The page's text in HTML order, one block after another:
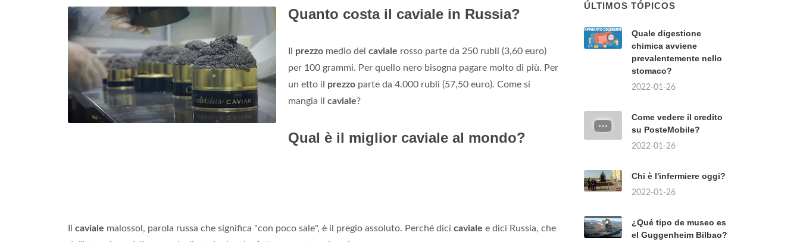
Quanto costa il caviale in Russia?
prezzo medio del caviale rosso parte da 250 rubli (3,60 euro)
per 100 grammi. Per quello nero bisogna pagare molto di più. Per
un etto il prezzo parte da 4.000 rubli (57,50 euro). Come si
mangia il caviale?
Qual è il miglior caviale al mondo?
caviale malossol, parola russa che significa "con poco sale", è il pregio assoluto. Perché dici caviale e dici Russia, che
ÚLTIMOS TÓPICOS
Quale digestione
chimica avviene
prevalentemente nello
stomaco?
2022-01-26
Come vedere il credito
su PosteMobile?
2022-01-26
Chi è l'infermiere oggi?
2022-01-26
¿Qué tipo de museo es
el Guggenheim Bilbao?